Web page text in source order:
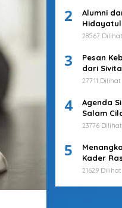
2
Alumni
28567 Dilihat
3
Pesan
dari
27711 Dilihat
4
Agenda
Salam
MD
23776 Dilihat
5
Kader
21629 Dilihat